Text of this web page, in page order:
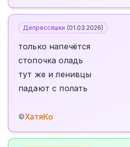
Депрессяшки (01.03.2026)
только напечётся
стопочка оладь
тут же и ленивцы
падают с полать
©ХатяКо